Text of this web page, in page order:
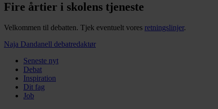
Fire årtier i skolens tjeneste
Velkommen til debatten. Tjek eventuelt vores retningslinjer.
Naja Dandanell debatredaktør
Seneste nyt
Debat
Inspiration
Dit fag
Job